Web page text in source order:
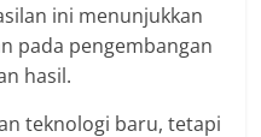
ini menunjukkan
pada pengembangan
hasil.
teknologi baru, tetapi